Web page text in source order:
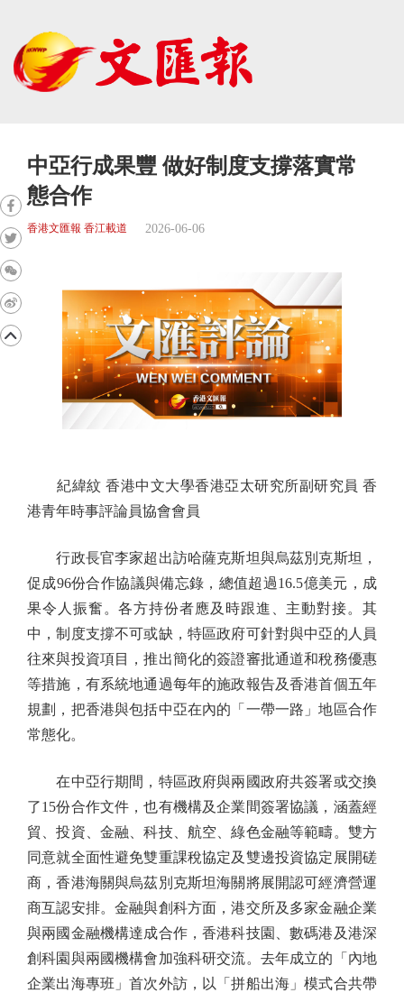
中亞行成果豐 做好制度支撐落實常
態合作
香港文匯報 香江載道 2026-06-06
紀緯紋 香港中文大學香港亞太研究所副研究員 香
港青年時事評論員協會會員
行政長官李家超出訪哈薩克斯坦與烏茲別克斯坦，
促成96份合作協議與備忘錄，總值超過16.5億美元，成
果令人振奮。各方持份者應及時跟進、主動對接。其
中，制度支撐不可或缺，特區政府可針對與中亞的人員
往來與投資項目，推出簡化的簽證審批通道和稅務優惠
等措施，有系統地通過每年的施政報告及香港首個五年
規劃，把香港與包括中亞在內的「一帶一路」地區合作
常態化。
在中亞行期間，特區政府與兩國政府共簽署或交換
了15份合作文件，也有機構及企業間簽署協議，涵蓋經
貿、投資、金融、科技、航空、綠色金融等範疇。雙方
同意就全面性避免雙重課稅協定及雙邊投資協定展開磋
商，香港海關與烏茲別克斯坦海關將展開認可經濟營運
商互認安排。金融與創科方面，港交所及多家金融企業
與兩國金融機構達成合作，香港科技園、數碼港及港深
創科園與兩國機構會加強科研交流。去年成立的「內地
企業出海專班」首次外訪，以「拼船出海」模式合共帶